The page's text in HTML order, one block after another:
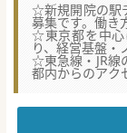
☆新規開院の駅
募集です。働き
☆東京都を中心
り、経営基盤・
☆東急線・JR線
都内からのア
■駅から徒歩1
便性が高く、